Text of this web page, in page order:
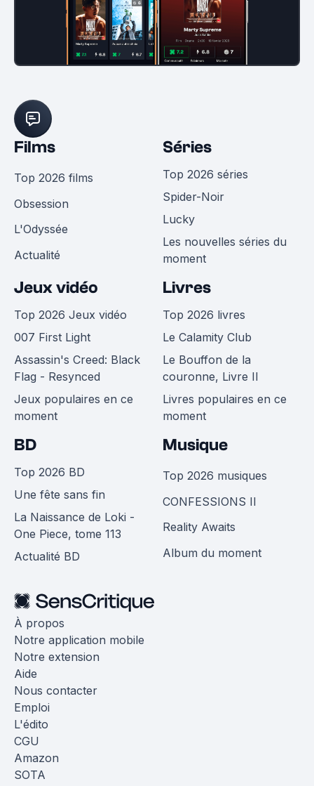
Films
Top 2026 films
Obsession
L'Odyssée
Actualité
Séries
Top 2026 séries
Spider-Noir
Lucky
Les nouvelles séries du
moment
Jeux vidéo
Top 2026 Jeux vidéo
007 First Light
Assassin's Creed: Black
Flag - Resynced
Jeux populaires en ce
moment
Livres
Top 2026 livres
Le Calamity Club
Le Bouffon de la
couronne, Livre II
Livres populaires en ce
moment
BD
Top 2026 BD
Une fête sans fin
La Naissance de Loki -
One Piece, tome 113
Actualité BD
Musique
Top 2026 musiques
CONFESSIONS II
Reality Awaits
Album du moment
À propos
Notre application mobile
Notre extension
Aide
Nous contacter
Emploi
L'édito
CGU
Amazon
SOTA